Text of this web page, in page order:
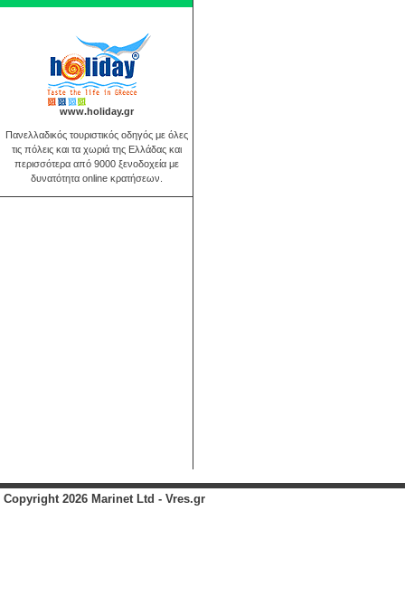
www.holiday.gr
Πανελλαδικός τουριστικός οδηγός με όλες
τις πόλεις και τα χωριά της Ελλάδας και
περισσότερα από 9000 ξενοδοχεία με
δυνατότητα online κρατήσεων.
Copyright 2026 Marinet Ltd - Vres.gr